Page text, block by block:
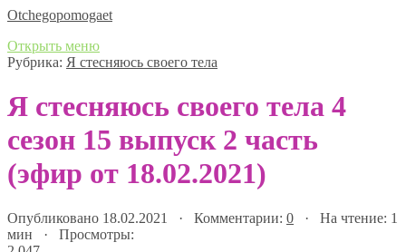
Оtchegopomogaet
Открыть меню
Рубрика: Я стесняюсь своего тела
Я стесняюсь своего тела 4
сезон 15 выпуск 2 часть
(эфир от 18.02.2021)
Опубликовано 18.02.2021 · Комментарии: 0 · На чтение: 1
мин · Просмотры: